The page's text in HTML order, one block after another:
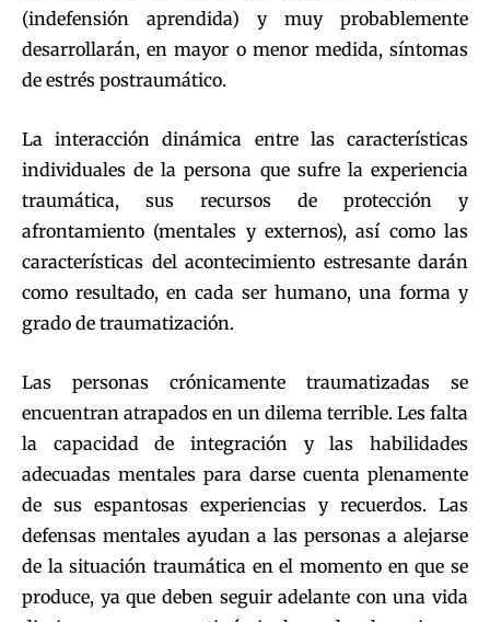
(indefensión aprendida) y muy probablemente
desarrollarán, en mayor o menor medida, síntomas
de estrés postraumático.
La interacción dinámica entre las características
individuales de la persona que sufre la experiencia
traumática, sus recursos de protección y
afrontamiento (mentales y externos), así como las
características del acontecimiento estresante darán
como resultado, en cada ser humano, una forma y
grado de traumatización.
Las personas crónicamente traumatizadas se
encuentran atrapados en un dilema terrible. Les falta
la capacidad de integración y las habilidades
adecuadas mentales para darse cuenta plenamente
de sus espantosas experiencias y recuerdos. Las
defensas mentales ayudan a las personas a alejarse
de la situación traumática en el momento en que se
produce, ya que deben seguir adelante con una vida